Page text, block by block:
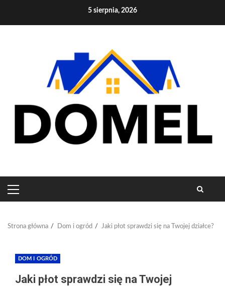
5 sierpnia, 2026
PRIMARY
MENU
Strona główna Dom i ogród Jaki płot sprawdzi się na Twojej działce?
DOM I OGRÓD
Jaki płot sprawdzi się na Twojej